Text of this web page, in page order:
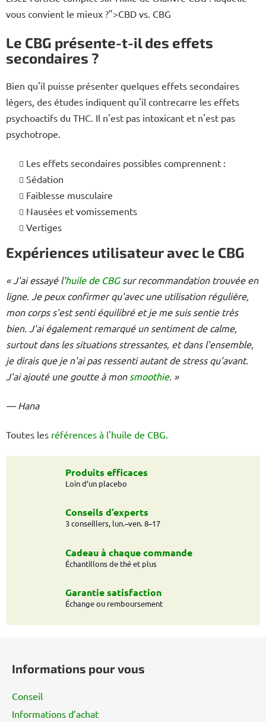
vous convient le mieux ?">CBD vs. CBG
Le CBG présente-t-il des effets
secondaires ?
Bien qu'il puisse présenter quelques effets secondaires
légers, des études indiquent qu'il contrecarre les effets
psychoactifs du THC. Il n'est pas intoxicant et n'est pas
psychotrope.
Les effets secondaires possibles comprennent :
Sédation
Faiblesse musculaire
Nausées et vomissements
Vertiges
Expériences utilisateur avec le CBG
« J'ai essayé l'huile de CBGsur recommandation trouvée en
ligne. Je peux confirmer qu'avec une utilisation régulière,
mon corps s'est senti équilibré et je me suis sentie très
bien. J'ai également remarqué un sentiment de calme,
surtout dans les situations stressantes, et dans l'ensemble,
je dirais que je n'ai pas ressenti autant de stress qu'avant.
J'ai ajouté une goutte à mon smoothie. »
— Hana
Toutes les références à l'huile de CBG.
Produits efficaces
Loin d’un placebo
Conseils d’experts
3 conseillers, lun.–ven. 8–17
Cadeau à chaque commande
Échantillons de thé et plus
Garantie satisfaction
Échange ou remboursement
Informations pour vous
Conseil
Informations d’achat